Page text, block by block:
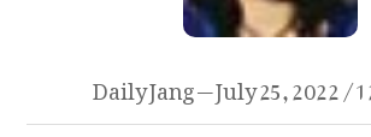
Daily Jang — July 25, 2022 /